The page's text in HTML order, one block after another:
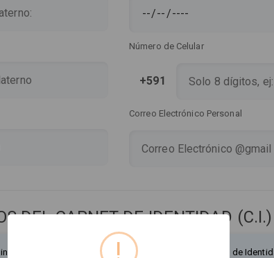
Número de Celular
+591
Correo Electrónico Personal
DEL CARNET DE IDENTIDAD (C.I.)
exactamente como figura en su Documento de
!